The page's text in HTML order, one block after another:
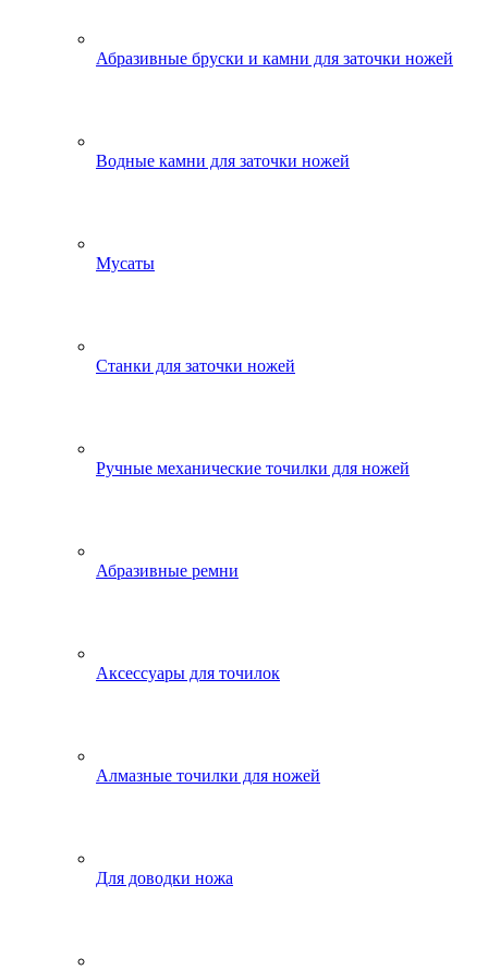
Абразивные бруски и камни для заточки ножей
Водные камни для заточки ножей
Мусаты
Станки для заточки ножей
Ручные механические точилки для ножей
Абразивные ремни
Аксессуары для точилок
Алмазные точилки для ножей
Для доводки ножа